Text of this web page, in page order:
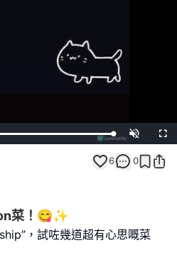
Loaded:
100.00%
Unmute
6 0
菜！😋✨
，試咗幾道超有心思嘅菜